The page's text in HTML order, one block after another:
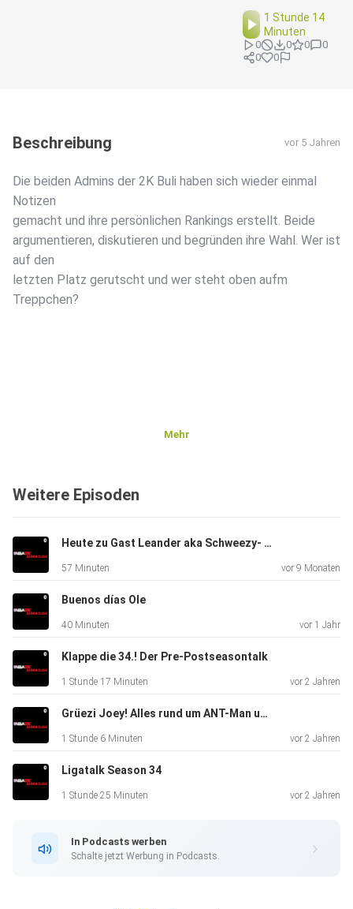
1 Stunde 14
Minuten
0 0 0
0
0
0
Beschreibung vor 5 Jahren
Die beiden Admins der 2K Buli haben sich wieder einmal
Notizen
gemacht und ihre persönlichen Rankings erstellt. Beide
argumentieren, diskutieren und begründen ihre Wahl. Wer ist
auf den
letzten Platz gerutscht und wer steht oben aufm
Treppchen?
Mehr
Weitere Episoden
Heute zu Gast Leander aka Schweezy- aus dem Nähkästchen der Content Creator Bubble
57 Minuten vor 9 Monaten
Buenos días Ole
40 Minuten vor 1 Jahr
Klappe die 34.! Der Pre-Postseasontalk
1 Stunde 17 Minuten vor 2 Jahren
Grüezi Joey! Alles rund um ANT-Man und Pro AM
1 Stunde 6 Minuten vor 2 Jahren
Ligatalk Season 34
1 Stunde 25 Minuten vor 2 Jahren
In Podcasts werben
Schalte jetzt Werbung in Podcasts.